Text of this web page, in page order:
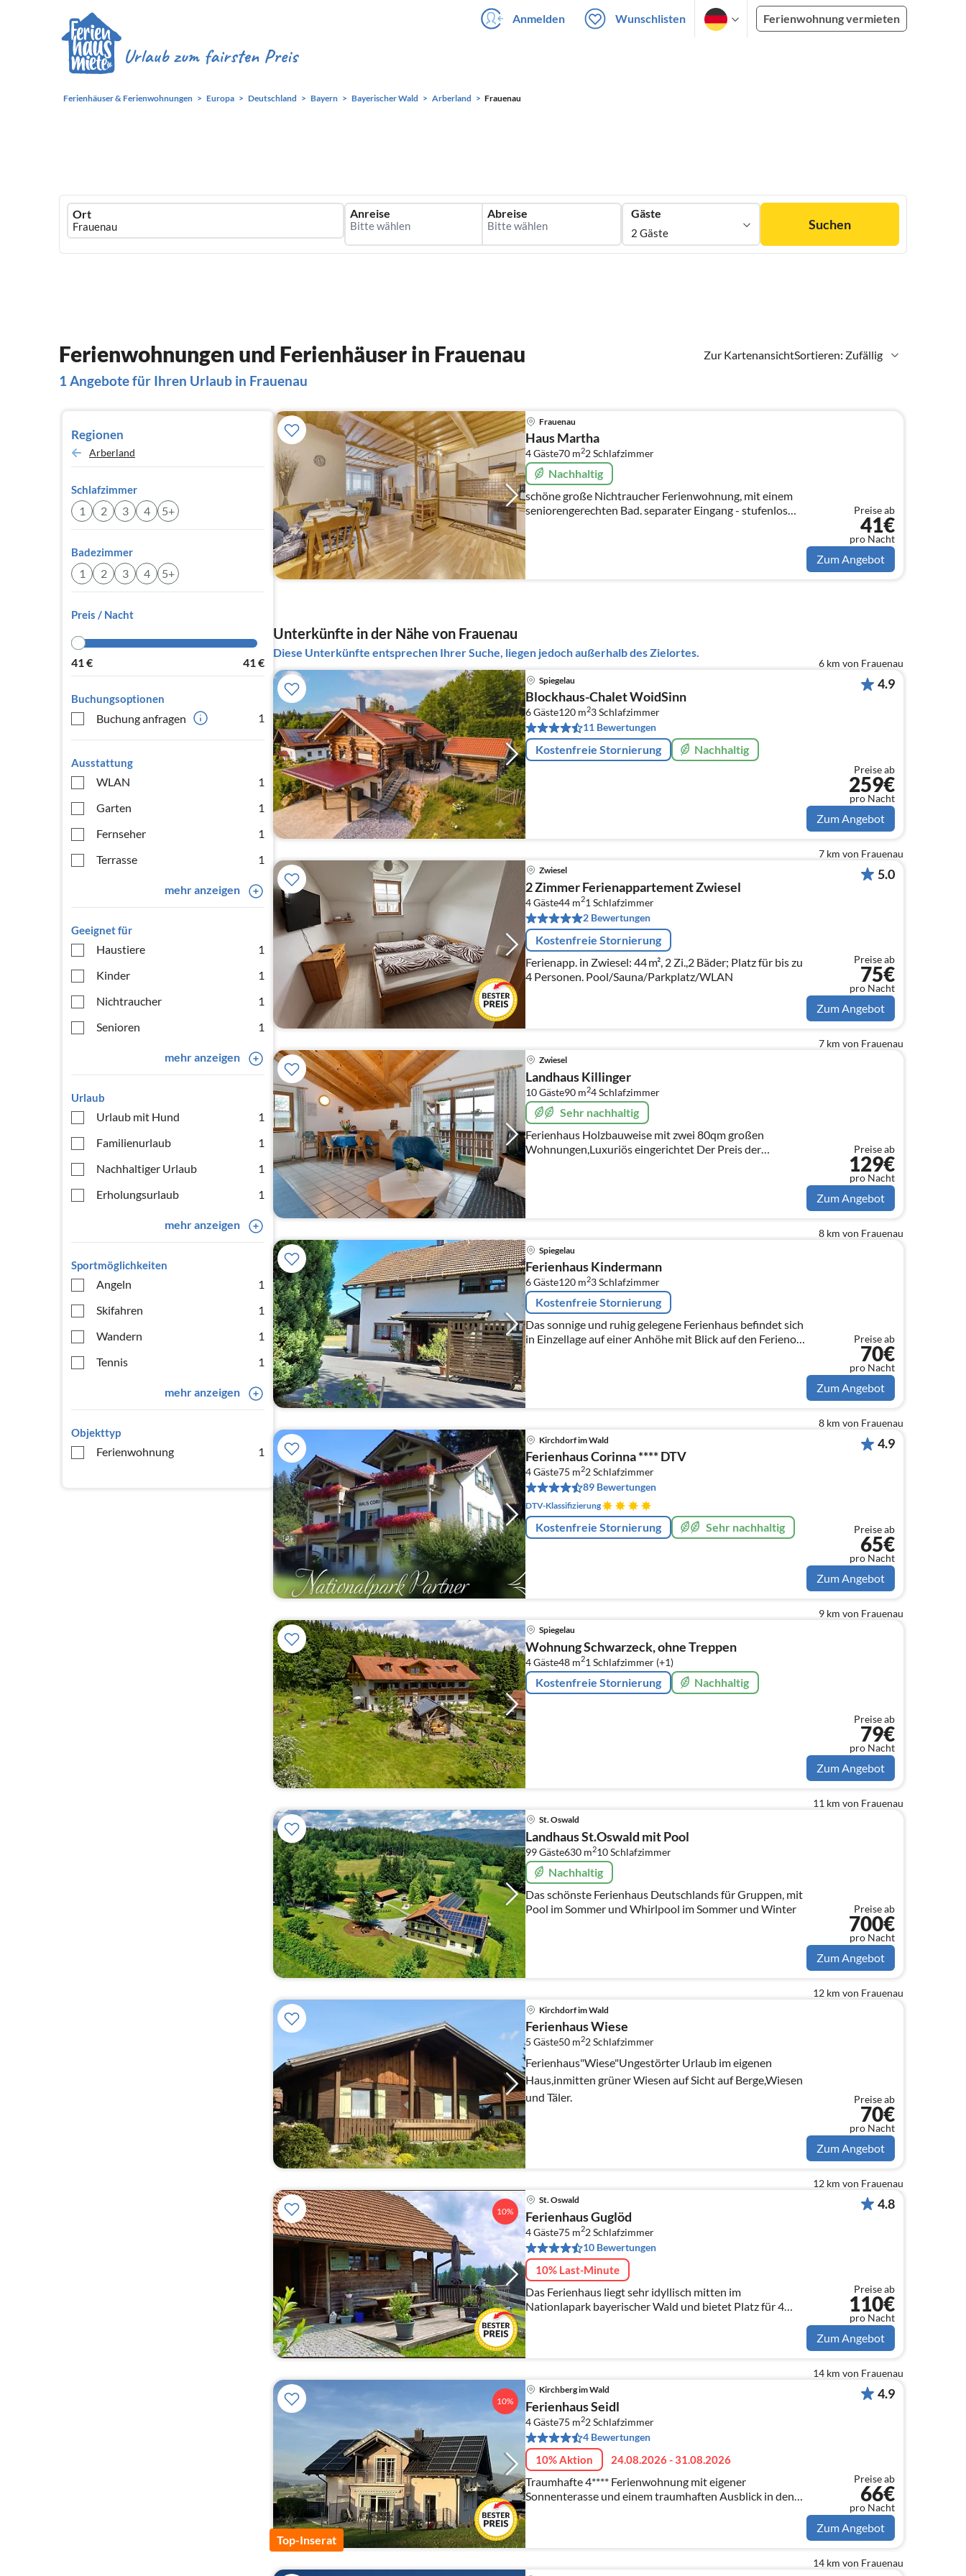
Anmelden Wunschlisten Ferienwohnung vermieten
Ferienhäuser & Ferienwohnungen Europa Deutschland Bayern Bayerischer Wald Arberland Frauenau
Ferienhausmiete
logo
Ort Anreise Abreise Gäste
2 Gäste
Suchen
Zur KartenansichtSortieren: Zufällig
Ferienwohnungen und Ferienhäuser in Frauenau
1 Angebote für Ihren Urlaub in Frauenau
Regionen
Arberland
Schlafzimmer
1 2 3 4 5+
Badezimmer
1 2 3 4 5+
Preis / Nacht
41€ 41€
Buchungsoptionen
Buchung anfragen 1
Ausstattung
WLAN
1
Garten
1
Fernseher
1
Terrasse
1
mehr anzeigen
Geeignet für
Haustiere
1
Kinder
1
Nichtraucher
1
Senioren
1
mehr anzeigen
Urlaub
Urlaub mit Hund
1
Familienurlaub
1
Nachhaltiger Urlaub
1
Erholungsurlaub
1
mehr anzeigen
Sportmöglichkeiten
Angeln
1
Skifahren
1
Wandern
1
Tennis
1
mehr anzeigen
Objekttyp
Ferienwohnung 1
Frauenau
Haus Martha
4 Gäste70 m22Schlafzimmer
Nachhaltig
schöne große Nichtraucher Ferienwohnung, mit einem
seniorengerechten Bad. separater Eingang - stufenlos
Kaminofen
Preise ab
41€
pro Nacht
Zum Angebot
Unterkünfte in der Nähe von Frauenau
Diese Unterkünfte entsprechen Ihrer Suche, liegen jedoch außerhalb des Zielortes.
6 km von Frauenau
Spiegelau
Blockhaus-Chalet WoidSinn
6 Gäste120 m23Schlafzimmer
11 Bewertungen
Kostenfreie Stornierung Nachhaltig
4.9
Preise ab
259€
pro Nacht
Zum Angebot
7 km von Frauenau
Zwiesel
2 Zimmer Ferienappartement Zwiesel
4 Gäste44 m21 Schlafzimmer
2 Bewertungen
Kostenfreie Stornierung
Ferienapp. in Zwiesel: 44 m², 2 Zi.,2 Bäder; Platz für bis zu
4 Personen. Pool/Sauna/Parkplatz/WLAN
5.0
Preise ab
75€
pro Nacht
Zum Angebot
7 km von Frauenau
Zwiesel
Landhaus Killinger
10 Gäste90 m24Schlafzimmer
Sehr nachhaltig
Ferienhaus Holzbauweise mit zwei 80qm großen
Wohnungen,Luxuriös eingerichtet Der Preis der
Preise ab
129€
pro Nacht
Zum Angebot
8 km von Frauenau
Spiegelau
Ferienhaus Kindermann
6 Gäste120 m23Schlafzimmer
Kostenfreie Stornierung
Das sonnige und ruhig gelegene Ferienhaus befindet sich
in Einzellage auf einer Anhöhe mit Blick auf den Ferienort
Klingenbrunn. Für 2 bis 6 Personen, mit 3 Schlafzimmern.
Preise ab
70€
pro Nacht
Zum Angebot
8 km von Frauenau
Kirchdorf im Wald
Ferienhaus Corinna **** DTV
4 Gäste75 m22Schlafzimmer
89 Bewertungen
DTV-Klassifizierung
Kostenfreie Stornierung Sehr nachhaltig
4.9
Preise ab
65€
pro Nacht
Zum Angebot
9 km von Frauenau
Spiegelau
Wohnung Schwarzeck, ohne Treppen
4 Gäste48 m21 Schlafzimmer (+1)
Kostenfreie Stornierung Nachhaltig
Preise ab
79€
pro Nacht
Zum Angebot
11 km von Frauenau
St. Oswald
Landhaus St.Oswald mit Pool
99 Gäste630 m210Schlafzimmer
Nachhaltig
Das schönste Ferienhaus Deutschlands für Gruppen, mit
Pool im Sommer und Whirlpool im Sommer und Winter
Preise ab
700€
pro Nacht
Zum Angebot
12 km von Frauenau
Kirchdorf im Wald
Ferienhaus Wiese
5 Gäste50 m22Schlafzimmer
Ferienhaus"Wiese"Ungestörter Urlaub im eigenen
Haus,inmitten grüner Wiesen auf Sicht auf Berge,Wiesen
und Täler.
Preise ab
70€
pro Nacht
Zum Angebot
10%
12 km von Frauenau
St. Oswald
Ferienhaus Guglöd
4 Gäste75 m22Schlafzimmer
10 Bewertungen
10% Last-Minute
Das Ferienhaus liegt sehr idyllisch mitten im
Nationlapark bayerischer Wald und bietet Platz für 4
Personen, Haustiere willkommen
4.8
Preise ab
110€
pro Nacht
Zum Angebot
Top-Inserat
10%
14 km von Frauenau
Kirchberg im Wald
Ferienhaus Seidl
4 Gäste75 m22Schlafzimmer
4 Bewertungen
10% Aktion 24.08.2026 - 31.08.2026
Traumhafte 4**** Ferienwohnung mit eigener
Sonnenterasse und einem traumhaften Ausblick in den
Bayerischen Wald. 2 - 4 Personen, Top-Ausstattung -
Haustiere erlaubt
4.9
Preise ab
66€
pro Nacht
Zum Angebot
14 km von Frauenau